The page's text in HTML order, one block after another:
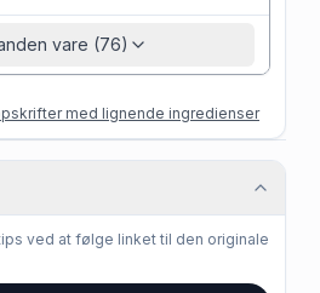
vare (76)
med lignende ingredienser
ved at følge linket til den originale